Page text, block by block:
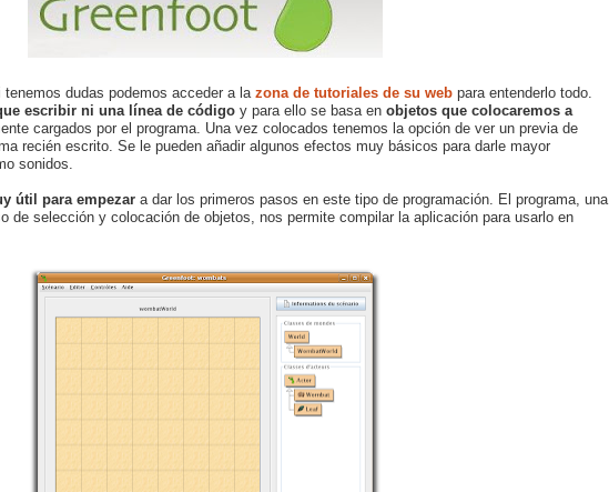
dudas podemos acceder a la zona de tutoriales de su web para entenderlo todo.
escribir ni una línea de código y para ello se basa en objetos que colocaremos a
cargados por el programa. Una vez colocados tenemos la opción de ver un previa de
recién escrito. Se le pueden añadir algunos efectos muy básicos para darle mayor
sonidos.
útil para empezar a dar los primeros pasos en este tipo de programación. El programa, una
de selección y colocación de objetos, nos permite compilar la aplicación para usarlo en